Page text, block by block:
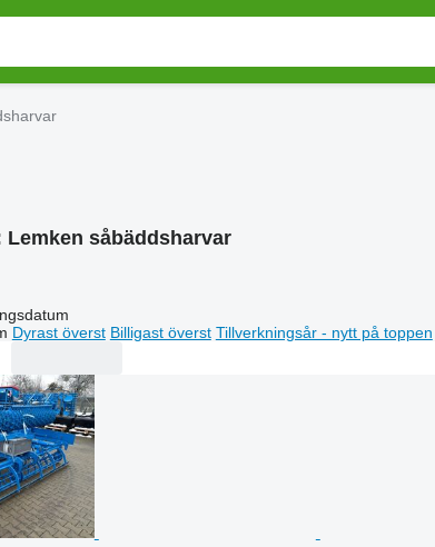
Lemken såbäddsharvar
Dyrast överst Billigast överst Tillverkningsår - nytt på toppen